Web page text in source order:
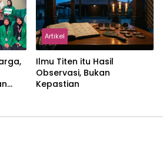
Artikel
Ilmu Titen itu Hasil
Observasi, Bukan
Kepastian